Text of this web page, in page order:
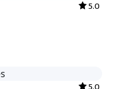
5.0
5.0